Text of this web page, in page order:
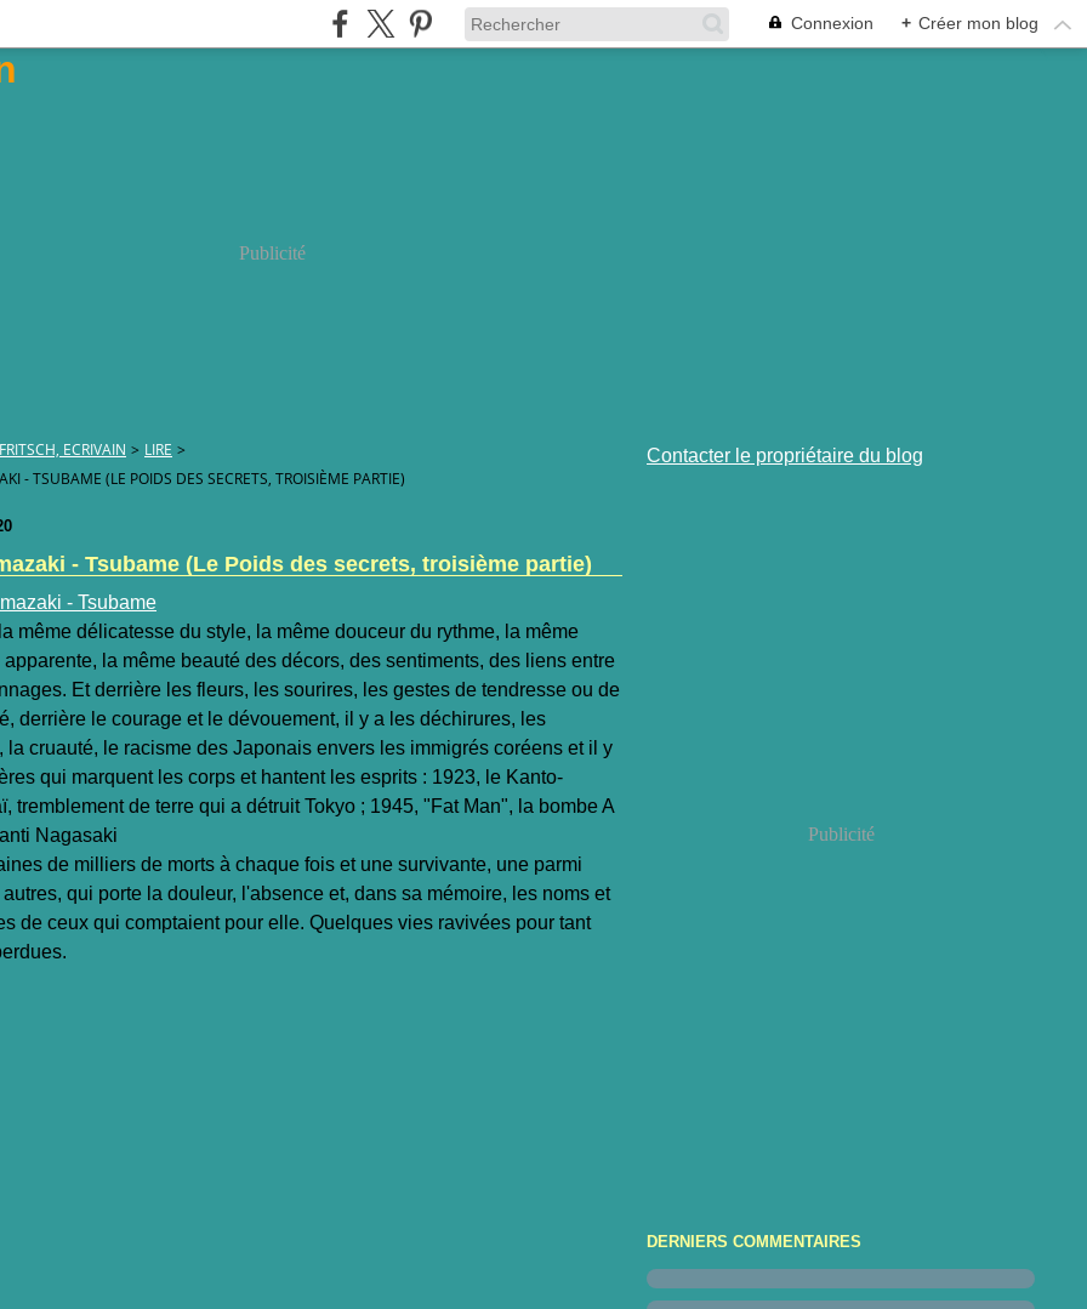
Connexion + Créer mon blog
Publicité
ECRIVAIN > LIRE >
- TSUBAME (LE POIDS DES SECRETS, TROISIÈME PARTIE)
- Tsubame (Le Poids des secrets, troisième partie)
même délicatesse du style, la même douceur du rythme, la même
la même beauté des décors, des sentiments, des liens entre
Et derrière les fleurs, les sourires, les gestes de tendresse ou de
derrière le courage et le dévouement, il y a les déchirures, les
la cruauté, le racisme des Japonais envers les immigrés coréens et il y
qui marquent les corps et hantent les esprits : 1923, le Kanto-
tremblement de terre qui a détruit Tokyo ; 1945, "Fat Man", la bombe A
Nagasaki
de milliers de morts à chaque fois et une survivante, une parmi
qui porte la douleur, l'absence et, dans sa mémoire, les noms et
de ceux qui comptaient pour elle. Quelques vies ravivées pour tant
Contacter le propriétaire du blog
Publicité
DERNIERS COMMENTAIRES